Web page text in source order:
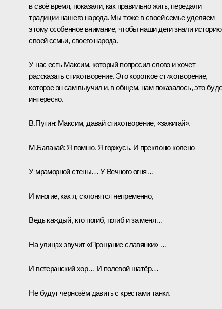
в своё время, показали, как правильно жить, передали
традиции нашего народа. Мы тоже в своей семье уделяем
этому особенное внимание, чтобы наши дети знали историю
своей семьи, своего народа.
У нас есть Максим, который попросил слово и хочет
рассказать стихотворение. Это короткое стихотворение,
которое он сам выучил и, в общем, нам показалось, это
интересно.
В.Путин: Максим, давай стихотворение, «зажигай».
М.Балакай: Я помню. Я горжусь. И преклоню колено
У мраморной стены… У Вечного огня…
И многие, как я, склонятся непременно,
Ведь каждый, кто погиб, погиб и за меня…
На улицах звучит «Прощание славянки» …
И ветеранский хор… И полевой шатёр…
Не будут чернозём давить с крестами танки.